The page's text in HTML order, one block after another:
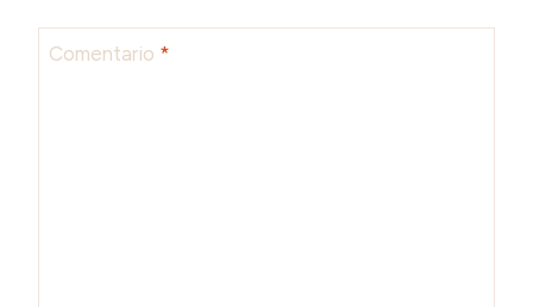
Comentario *